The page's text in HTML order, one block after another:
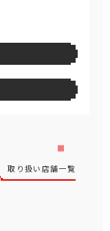
取り扱い店舗一覧